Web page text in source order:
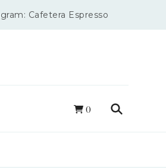
Cafetera Espresso
0